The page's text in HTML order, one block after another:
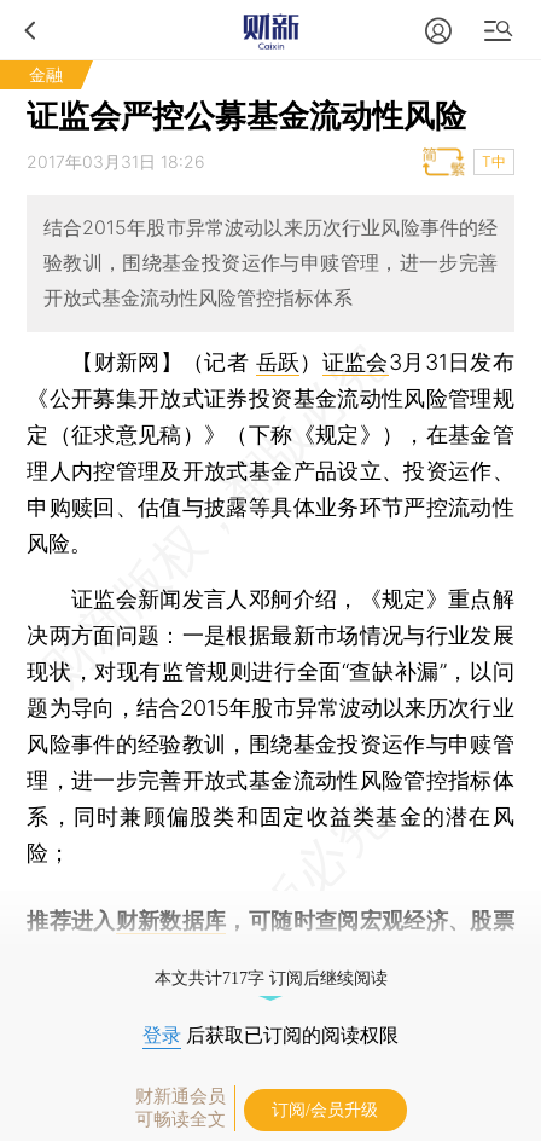
金融
证监会严控公募基金流动性风险
2017年03月31日 18:26 T中
结合2015年股市异常波动以来历次行业风险事件的经
验教训，围绕基金投资运作与申赎管理，进一步完善
开放式基金流动性风险管控指标体系
【财新网】（记者 岳跃） 证监会3月31日发布
《公开募集开放式证券投资基金流动性风险管理规
定（征求意见稿）》（下称《规定》），在基金管
理人内控管理及开放式基金产品设立、投资运作、
申购赎回、估值与披露等具体业务环节严控流动性
风险。
证监会新闻发言人邓舸介绍，《规定》重点解
决两方面问题：一是根据最新市场情况与行业发展
现状，对现有监管规则进行全面“查缺补漏”，以问
题为导向，结合2015年股市异常波动以来历次行业
风险事件的经验教训，围绕基金投资运作与申赎管
理，进一步完善开放式基金流动性风险管控指标体
系，同时兼顾偏股类和固定收益类基金的潜在风
险；
推荐进入 财新数据库 ，可随时查阅宏观经济、股票
本文共计717字 订阅后继续阅读
登录 后获取已订阅的阅读权限
财新通会员
可畅读全文
订阅/会员升级